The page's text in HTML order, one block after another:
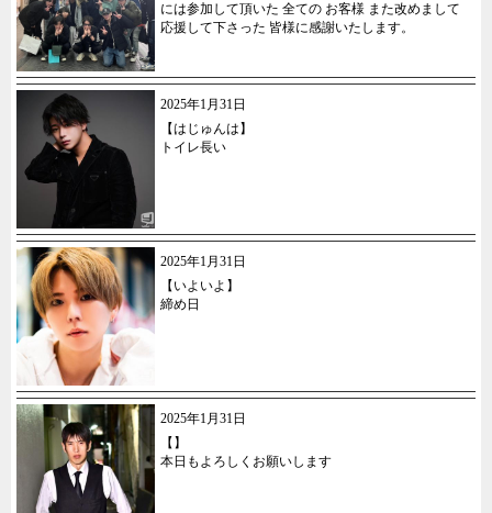
には参加して頂いた 全ての お客様 また改めまして
応援して下さった 皆様に感謝いたします。
2025年1月31日
【はじゅんは】
トイレ長い
2025年1月31日
【いよいよ】
締め日
2025年1月31日
【】
本日もよろしくお願いします